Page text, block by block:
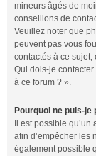
mineurs âgés de
conseillons de
Veuillez noter que
peuvent pas vous
contactés à ce sujet,
Qui dois-je
à ce forum ? ».
Pourquoi ne puis-je
Il est possible
afin d’empêcher les
également possible